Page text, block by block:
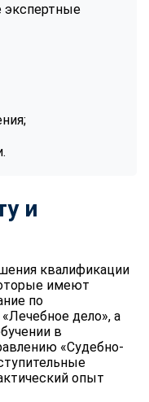
экспертные
и
квалификации
имеют
по
дело», а
в
«Судебно-
опыт